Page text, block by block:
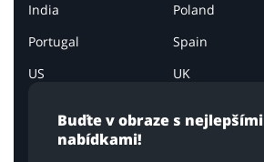
Buďte v obraze s nejlepšími
nabídkami!
India
Poland
Portugal
Spain
US
UK